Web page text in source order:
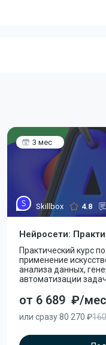
3 мес
Skillbox 4.8
Нейросети:
Практический курс
применение
анализа данных,
автоматизации задач.
от 6 689 ₽/мес
или сразу 80 270 ₽